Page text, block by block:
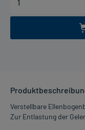
Verstellbare
Zur Entlastung der